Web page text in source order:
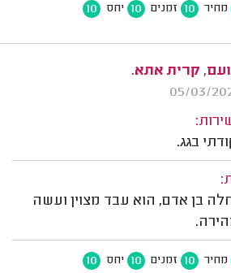
מחיר 10 זמנים 10 יחס 10
קרית אתא.
בגג.
בן אדם, הוא עבד מצוין ועשה
מחיר 10 זמנים 10 יחס 10